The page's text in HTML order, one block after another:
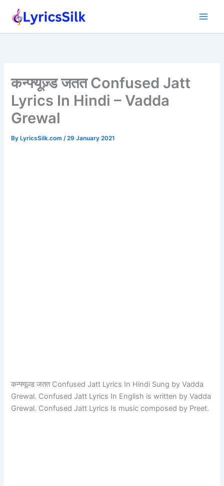
कन्फ्यूज़्ड जतत Confused Jatt
Lyrics In Hindi – Vadda
Grewal
ByLyricsSilk.com /29 January 2021
कन्फ्यूज़्ड जतत Confused Jatt Lyrics In Hindi Sung by Vadda
Grewal. Confused Jatt Lyrics In English is written by Vadda
Grewal. Confused Jatt Lyrics Is music composed by Preet.